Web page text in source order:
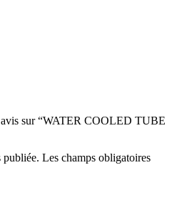
avis sur “WATER COOLED TUBE
publiée. Les champs obligatoires